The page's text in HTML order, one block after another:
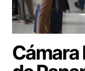
Cámara